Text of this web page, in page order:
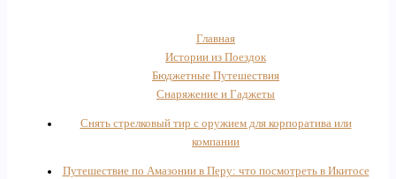
Главная
Истории из Поездок
Бюджетные Путешествия
Снаряжение и Гаджеты
Снять стрелковый тир с оружием для корпоратива или
компании
Путешествие по Амазонии в Перу: что посмотреть в Икитосе